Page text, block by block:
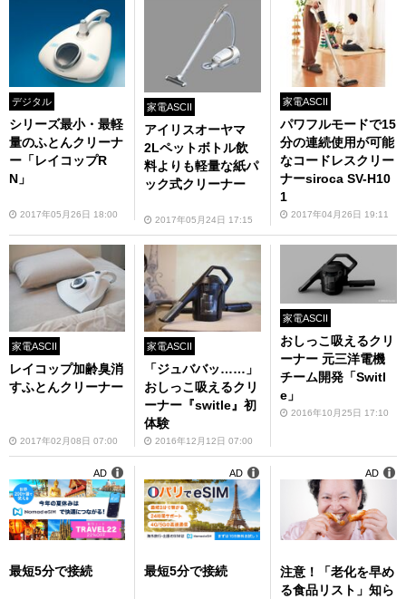
デジタル
シリーズ最小・最軽
量のふとんクリーナ
ー「レイコップR
N」
2017年05月26日 18:00
家電ASCII
アイリスオーヤマ
2Lペットボトル飲
料よりも軽量な紙パ
ック式クリーナー
2017年05月24日 17:15
家電ASCII
パワフルモードで15
分の連続使用が可能
なコードレスクリー
ナーsiroca SV-H10
1
2017年04月26日 19:11
家電ASCII
レイコップ加齢臭消
すふとんクリーナー
2017年02月08日 07:00
家電ASCII
「ジュババッ……」
おしっこ吸えるクリ
ーナー『switle』初
体験
2016年12月12日 07:00
家電ASCII
おしっこ吸えるクリ
ーナー 元三洋電機
チーム開発「Switl
e」
2016年10月25日 17:10
最短5分で接続
AD
最短5分で接続
AD
注意！「老化を早め
る食品リスト」知ら
AD